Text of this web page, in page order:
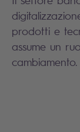
prodotti e
assume un
cambiamento.